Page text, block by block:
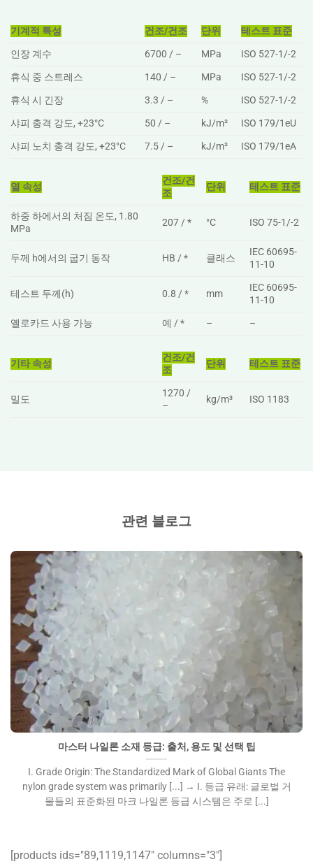
기계적 특성 건조/건조 단위
테스트 표준
인장 계수
6700 / – MPa
ISO 527-1/-2
휴식 중 스트레스
140 / – MPa
ISO 527-1/-2
휴식 시 긴장
3.3 / – %
ISO 527-1/-2
샤피 충격 강도, +23°C
50 / – kJ/m²
ISO 179/1eU
샤피 노치 충격 강도, +23°C
7.5 / – kJ/m² ISO 179/1eA
열 속성
건조/건
조
단위 테스트 표준
하중 하에서의 처짐 온도, 1.80
MPa
207 / * °C ISO 75-1/-2
두께 h에서의 굽기 동작 HB / * 클래스
IEC 60695-
11-10
테스트 두께(h) 0.8 / * mm
IEC 60695-
11-10
옐로카드 사용 가능
예 / * – –
기타 속성
건조/건
조
단위 테스트 표준
밀도
1270 /
–
kg/m³ ISO 1183
관련 블로그
마스터 나일론 소재 등급: 출처, 용도 및 선택 팁">
마스터 나일론 소재 등급: 출처, 용도 및 선택 팁
I. Grade Origin: The Standardized Mark of Global Giants The
nylon grade system was primarily [...] → I. 등급 유래: 글로벌 거
물들의 표준화된 마크 나일론 등급 시스템은 주로 [...]
[products ids="89,1119,1147″ columns="3″]